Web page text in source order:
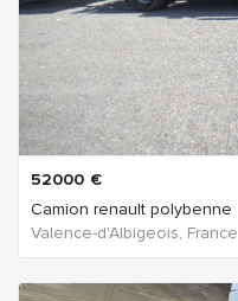
52000 €
Camion renault polybenne
Valence-d'Albigeois, France